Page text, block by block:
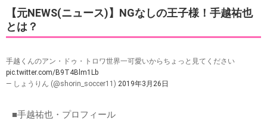
【元NEWS(ニュース)】NGなしの王子様！手越祐也
とは？
手越くんのアン・ドゥ・トロワ世界一可愛いからちょっと見てください
pic.twitter.com/B9T4Blm1Lb
— しょうりん (@shorin_soccer11) 2019年3月26日
■手越祐也・プロフィール